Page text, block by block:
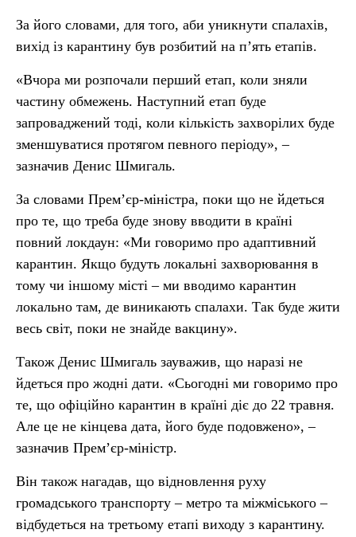
За його словами, для того, аби уникнути спалахів,
вихід із карантину був розбитий на п’ять етапів.
«Вчора ми розпочали перший етап, коли зняли
частину обмежень. Наступний етап буде
запроваджений тоді, коли кількість захворілих буде
зменшуватися протягом певного періоду», –
зазначив Денис Шмигаль.
За словами Прем’єр-міністра, поки що не йдеться
про те, що треба буде знову вводити в країні
повний локдаун: «Ми говоримо про адаптивний
карантин. Якщо будуть локальні захворювання в
тому чи іншому місті – ми вводимо карантин
локально там, де виникають спалахи. Так буде жити
весь світ, поки не знайде вакцину».
Також Денис Шмигаль зауважив, що наразі не
йдеться про жодні дати. «Сьогодні ми говоримо про
те, що офіційно карантин в країні діє до 22 травня.
Але це не кінцева дата, його буде подовжено», –
зазначив Прем’єр-міністр.
Він також нагадав, що відновлення руху
громадського транспорту – метро та міжміського –
відбудеться на третьому етапі виходу з карантину.